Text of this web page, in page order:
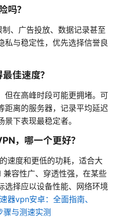
吗？
、广告投放、数据记录甚至
私与稳定性，优先选择信誉良
佳速度？
但在高峰时段可能更拥堵。可
距离的服务器，记录平均延迟
下表现最稳定者。
，哪一个更好？
速度和更低的功耗，适合大
容性广、穿透性强，在某些
选择应以设备性能、网络环境
器vpn安卓：全面指南、
与测速实测